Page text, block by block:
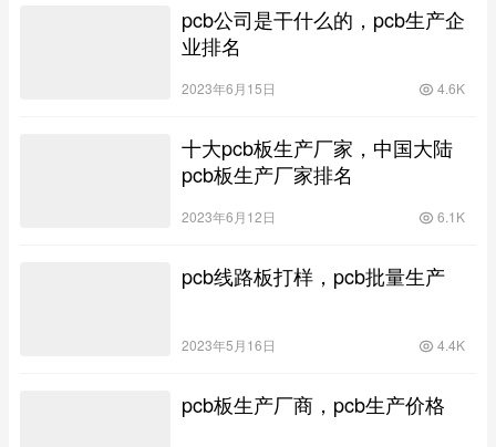
pcb公司是干什么的，pcb生产企
业排名
2023年6月15日 4.6K
十大pcb板生产厂家，中国大陆
pcb板生产厂家排名
2023年6月12日 6.1K
pcb线路板打样，pcb批量生产
2023年5月16日 4.4K
pcb板生产厂商，pcb生产价格